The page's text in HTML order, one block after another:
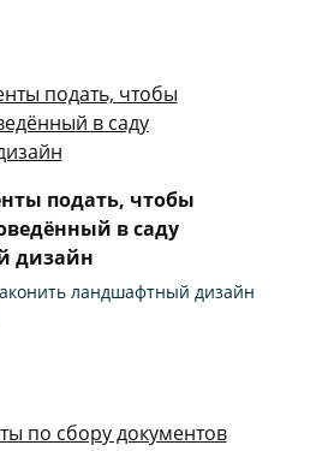
подать, чтобы
в саду
дизайн
ландшафтный дизайн